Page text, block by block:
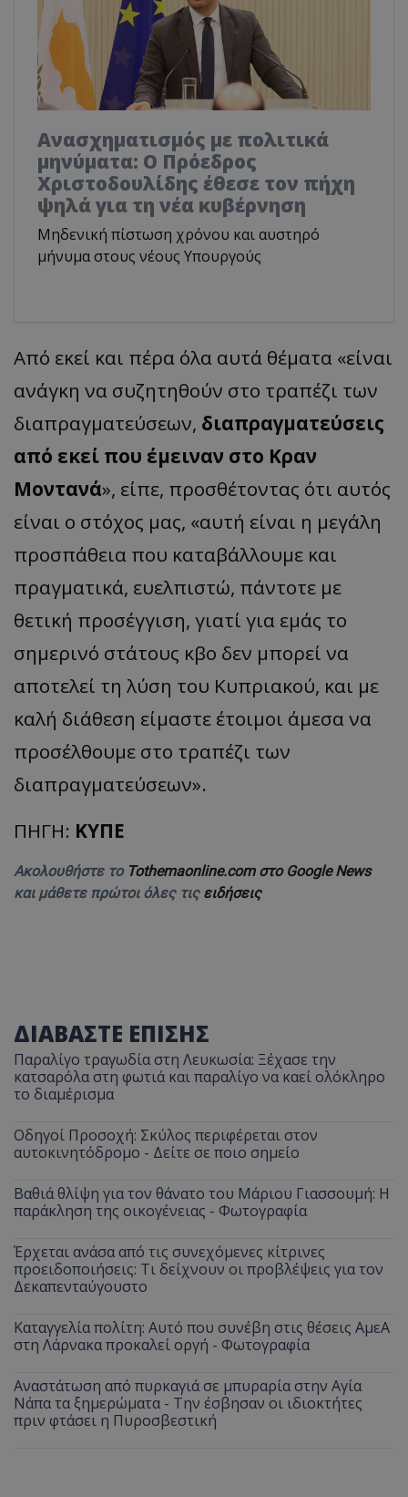
Ανασχηματισμός με πολιτικά
μηνύματα: Ο Πρόεδρος
Χριστοδουλίδης έθεσε τον πήχη
ψηλά για τη νέα κυβέρνηση
Μηδενική πίστωση χρόνου και αυστηρό
μήνυμα στους νέους Υπουργούς
Από εκεί και πέρα όλα αυτά θέματα «είναι
ανάγκη να συζητηθούν στο τραπέζι των
διαπραγματεύσεων, διαπραγματεύσεις
από εκεί που έμειναν στο Κραν
Μοντανά», είπε, προσθέτοντας ότι αυτός
είναι ο στόχος μας, «αυτή είναι η μεγάλη
προσπάθεια που καταβάλλουμε και
πραγματικά, ευελπιστώ, πάντοτε με
θετική προσέγγιση, γιατί για εμάς το
σημερινό στάτους κβο δεν μπορεί να
αποτελεί τη λύση του Κυπριακού, και με
καλή διάθεση είμαστε έτοιμοι άμεσα να
προσέλθουμε στο τραπέζι των
διαπραγματεύσεων».
ΠΗΓΗ: ΚΥΠΕ
Ακολουθήστε το Tothemaonline.com στο Google News
και μάθετε πρώτοι όλες τις ειδήσεις
ΔΙΑΒΑΣΤΕ ΕΠΙΣΗΣ
Παραλίγο τραγωδία στη Λευκωσία: Ξέχασε την
κατσαρόλα στη φωτιά και παραλίγο να καεί ολόκληρο
το διαμέρισμα
Οδηγοί Προσοχή: Σκύλος περιφέρεται στον
αυτοκινητόδρομο - Δείτε σε ποιο σημείο
Βαθιά θλίψη για τον θάνατο του Μάριου Γιασσουμή: Η
παράκληση της οικογένειας - Φωτογραφία
Έρχεται ανάσα από τις συνεχόμενες κίτρινες
προειδοποιήσεις: Τι δείχνουν οι προβλέψεις για τον
Δεκαπενταύγουστο
Καταγγελία πολίτη: Αυτό που συνέβη στις θέσεις ΑμεΑ
στη Λάρνακα προκαλεί οργή - Φωτογραφία
Αναστάτωση από πυρκαγιά σε μπυραρία στην Αγία
Νάπα τα ξημερώματα - Την έσβησαν οι ιδιοκτήτες
πριν φτάσει η Πυροσβεστική